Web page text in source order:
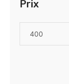
Prix